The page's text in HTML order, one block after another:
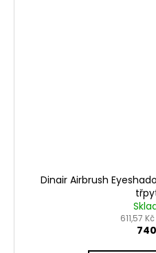
Dinair Airbrush
611,57